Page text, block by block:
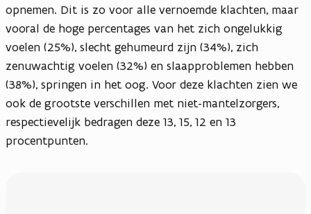
opnemen. Dit is zo voor alle vernoemde klachten, maar
vooral de hoge percentages van het zich ongelukkig
voelen (25%), slecht gehumeurd zijn (34%), zich
zenuwachtig voelen (32%) en slaapproblemen hebben
(38%), springen in het oog. Voor deze klachten zien we
ook de grootste verschillen met niet-mantelzorgers,
respectievelijk bedragen deze 13, 15, 12 en 13
procentpunten.